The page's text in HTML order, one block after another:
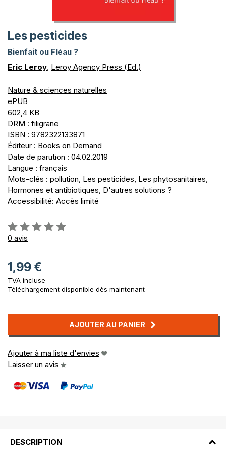
Les pesticides
Bienfait ou Fléau ?
Eric Leroy, Leroy Agency Press (Ed.)
Nature & sciences naturelles
ePUB
602,4 KB
DRM : filigrane
ISBN : 9782322133871
Éditeur : Books on Demand
Date de parution : 04.02.2019
Langue : français
Mots-clés : pollution, Les pesticides, Les phytosanitaires,
Hormones et antibiotiques, D'autres solutions ?
Accessibilité: Accès limité
Évaluation:
0%
0 avis
1,99 €
TVA incluse
Téléchargement disponible dès maintenant
AJOUTER AU PANIER
Ajouter à ma liste d'envies
Laisser un avis
DESCRIPTION